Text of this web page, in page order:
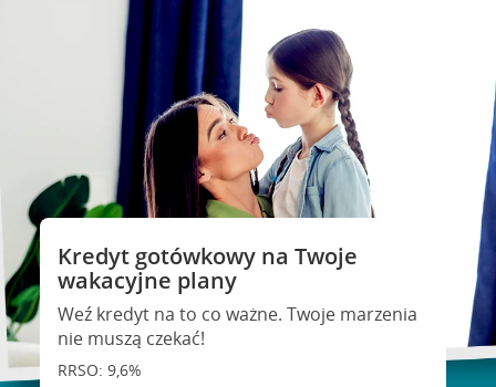
Kredyt gotówkowy na Twoje
wakacyjne plany
Weź kredyt na to co ważne. Twoje marzenia
nie muszą czekać!
RRSO: 9,6%